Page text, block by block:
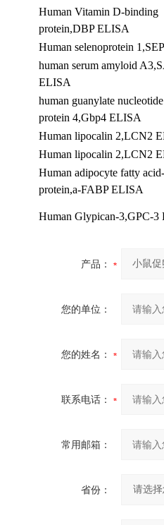
Human Vitamin D-binding
protein,DBP ELISA
Human selenoprotein
human serum amyloid
ELISA
human guanylate
protein 4,Gbp4 ELISA
Human lipocalin 2,LCN2
Human lipocalin 2,LCN2
Human adipocyte fatty
protein,a-FABP ELISA
Human Glypican-3,GPC-3
产品：
您的单位：
您的姓名：
联系电话：
常用邮箱：
省份：